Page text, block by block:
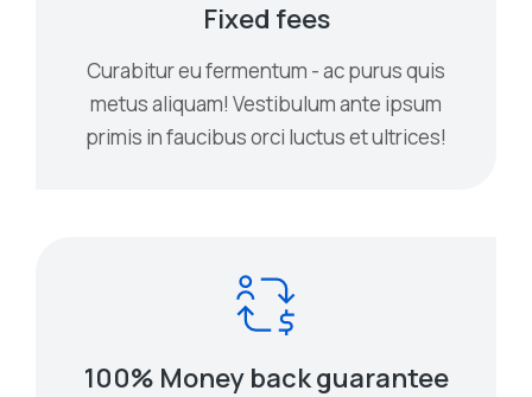
Fixed fees
Curabitur eu fermentum - ac purus quis
metus aliquam! Vestibulum ante ipsum
primis in faucibus orci luctus et ultrices!
100% Money back guarantee